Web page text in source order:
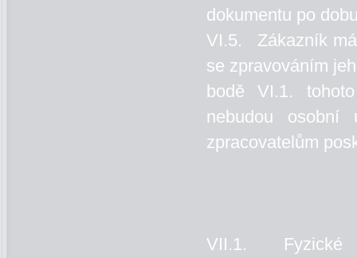
dokumentu po
VI.5. Zákazník má
se zpravováním
bodě VI.1.
nebudou
zpracovatelům
VII.1. Fyzické